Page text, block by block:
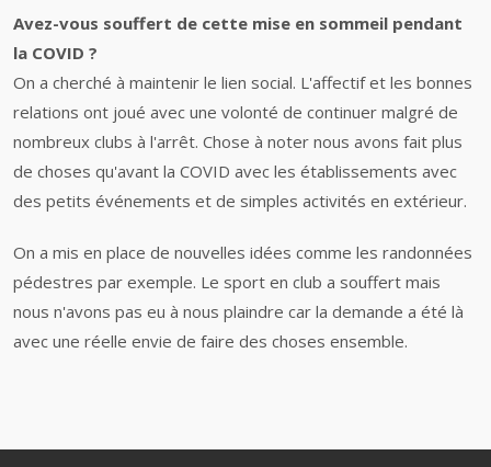
Avez-vous souffert de cette mise en sommeil pendant
la COVID ?
On a cherché à maintenir le lien social. L'affectif et les bonnes
relations ont joué avec une volonté de continuer malgré de
nombreux clubs à l'arrêt. Chose à noter nous avons fait plus
de choses qu'avant la COVID avec les établissements avec
des petits événements et de simples activités en extérieur.
On a mis en place de nouvelles idées comme les randonnées
pédestres par exemple. Le sport en club a souffert mais
nous n'avons pas eu à nous plaindre car la demande a été là
avec une réelle envie de faire des choses ensemble.